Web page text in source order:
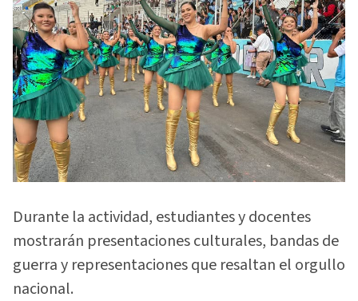
Durante la actividad, estudiantes y docentes
mostrarán presentaciones culturales, bandas de
guerra y representaciones que resaltan el orgullo
nacional.